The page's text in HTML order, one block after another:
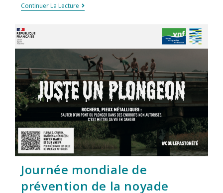
Continuer La Lecture
Journée mondiale de
prévention de la noyade